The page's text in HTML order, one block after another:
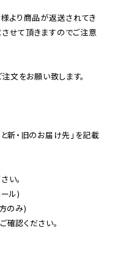
より商品が返送されてき
せて頂きますのでご注意
新・旧のお届け先」を記載
い。
ル)
のみ)
確認ください。